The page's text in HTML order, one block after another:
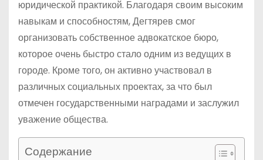
юридической практикой. Благодаря своим высоким
навыкам и способностям, Дегтярев смог
организовать собственное адвокатское бюро,
которое очень быстро стало одним из ведущих в
городе. Кроме того, он активно участвовал в
различных социальных проектах, за что был
отмечен государственными наградами и заслужил
уважение общества.
Содержание